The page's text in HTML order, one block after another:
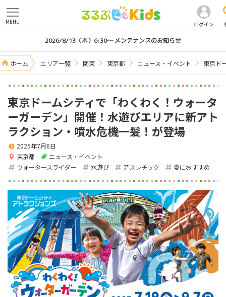
ログイン
MENU
2026/8/13（木）6:30～ メンテナンスのお知らせ
ホーム エリア一覧 関東 東京都 ニュース・イベント 東京ド
東京ドームシティで「わくわく！ウォータ
ーガーデン」開催！水遊びエリアに新アト
ラクション・噴水危機一髪！が登場
東京都 ニュース・イベント
2025年7月6日
ウォータースライダー 水遊び アスレチック 夏におすすめ